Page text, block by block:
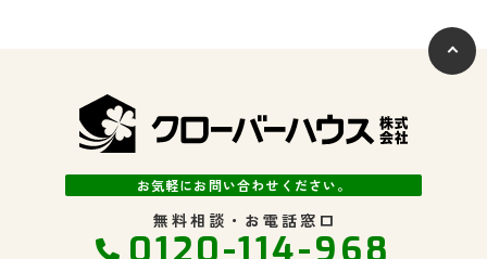
お気軽にお問い合わせください。
無料相談・お電話窓口